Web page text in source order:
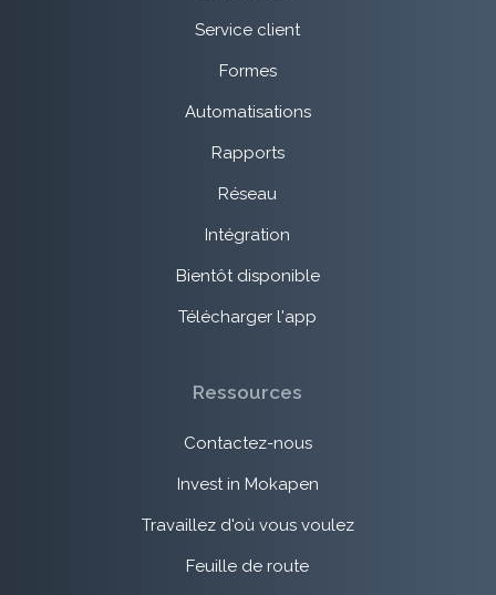
Service client
Formes
Automatisations
Rapports
Réseau
Intégration
Bientôt disponible
Télécharger l'app
Ressources
Contactez-nous
Invest in Mokapen
Travaillez d'où vous voulez
Feuille de route